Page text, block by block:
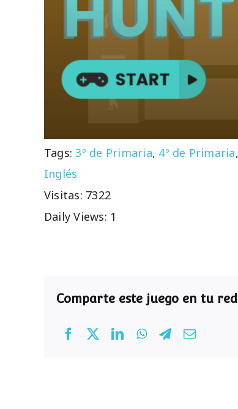
Tags:3º de Primaria, 4º de Primaria,
Inglés
Visitas: 7322
Daily Views: 1
Comparte este juego en tu